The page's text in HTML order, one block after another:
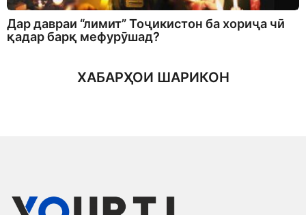
Дар давраи “лимит” Тоҷикистон ба хориҷа чӣ
қадар барқ мефурӯшад?
ХАБАРҲОИ ШАРИКОН